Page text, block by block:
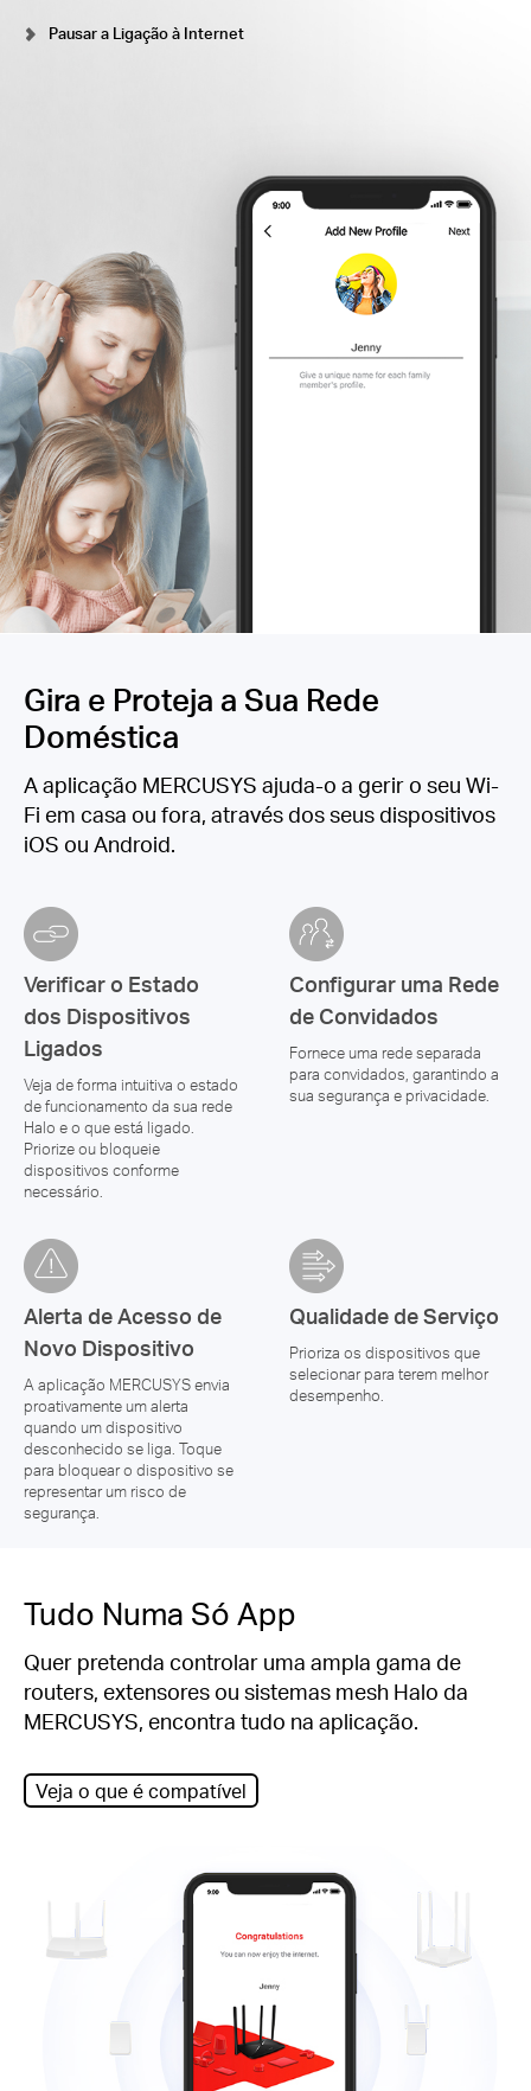
Pausar a Ligação à Internet
Gira e Proteja a Sua Rede
Doméstica
A aplicação MERCUSYS ajuda-o a gerir o seu Wi-
Fi em casa ou fora, através dos seus dispositivos
iOS ou Android.
Verificar o Estado
dos Dispositivos
Ligados
Veja de forma intuitiva o estado
de funcionamento da sua rede
Halo e o que está ligado.
Priorize ou bloqueie
dispositivos conforme
necessário.
Qualidade de Serviço
Prioriza os dispositivos que
selecionar para terem melhor
desempenho.
Alerta de Acesso de
Novo Dispositivo
A aplicação MERCUSYS envia
proativamente um alerta
quando um dispositivo
desconhecido se liga. Toque
para bloquear o dispositivo se
representar um risco de
segurança.
Configurar uma Rede
de Convidados
Fornece uma rede separada
para convidados, garantindo a
sua segurança e privacidade.
Tudo Numa Só App
Quer pretenda controlar uma ampla gama de
routers, extensores ou sistemas mesh Halo da
MERCUSYS, encontra tudo na aplicação.
Veja o que é compatível